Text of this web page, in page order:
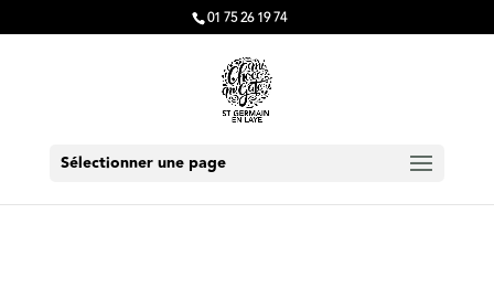
01 75 26 19 74
Sélectionner une page